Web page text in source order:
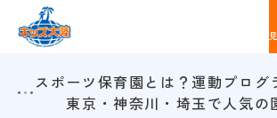
ご入園
スポーツ保育園とは？運動プログ
東京・神奈川・埼玉で人気の